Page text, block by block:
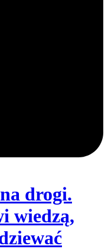
drogi.
wiedzą,